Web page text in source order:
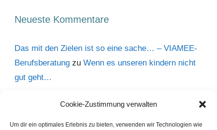
Cookie-Zustimmung verwalten
Um dir ein optimales Erlebnis zu bieten, verwenden wir Technologien wie
Neueste Kommentare
Das mit den Zielen ist so eine sache… – VIAMEE-
Berufsberatung zu Wenn es unseren kindern nicht
gut geht…
Wenn es unseren kindern nicht gut geht…